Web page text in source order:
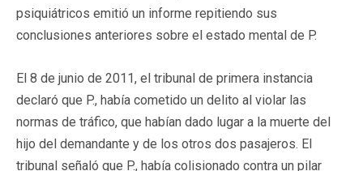
psiquiátricos emitió un informe repitiendo sus
conclusiones anteriores sobre el estado mental de P.
El 8 de junio de 2011, el tribunal de primera instancia
declaró que P., había cometido un delito al violar las
normas de tráfico, que habían dado lugar a la muerte del
hijo del demandante y de los otros dos pasajeros. El
tribunal señaló que P., había colisionado contra un pilar